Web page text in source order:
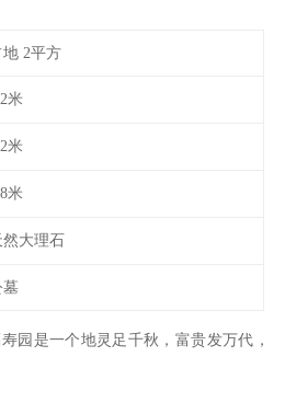
地 2平方
米
米
米
然大理石
墓
园是一个地灵足千秋，富贵发万代，